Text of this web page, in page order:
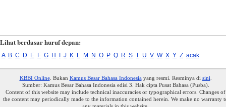
Lihat berdasar huruf depan:
A B C D E F G H J K L M N O P Q R S T U V W X Y Z acak
KBBI Online. Bukan Kamus Besar Bahasa Indonesiayang resmi. Resminya di sini
Sumber: Kamus Besar Bahasa Indonesia edisi 3. Hak cipta Pusat Bahasa (Pusba).
Content of this website may include technical inaccuracies or typographical errors. Changes of
the content may periodically made to the information contained herein. We make no warranty